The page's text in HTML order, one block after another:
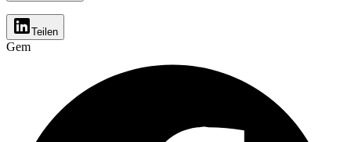
Teilen
Gem